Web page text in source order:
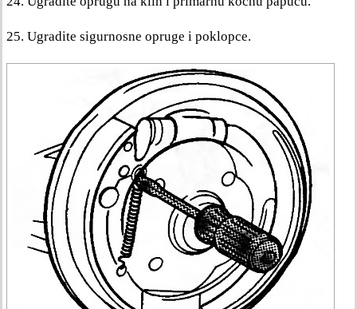
25. Ugradite sigurnosne opruge i poklopce.